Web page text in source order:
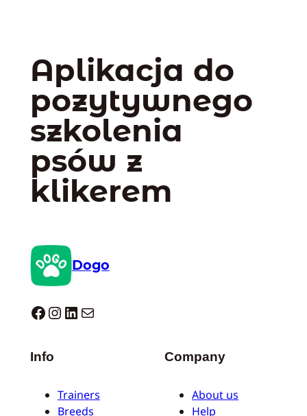
Aplikacja do
pozytywnego
szkolenia
psów z
klikerem
Dogo
Dogo facebook InstagramLinkedIn Mail
Info
Trainers
Breeds
Company
About us
Help